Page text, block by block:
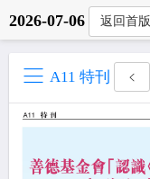
2026-07-06 返回首版
A11 特刊